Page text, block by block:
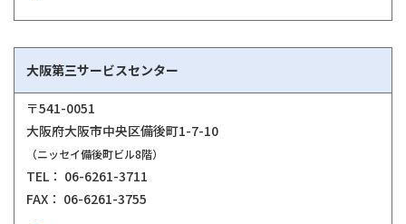
大阪第三サービスセンター
〒541-0051
大阪府大阪市中央区備後町1-7-10
（ニッセイ備後町ビル8階）
TEL： 06-6261-3711
FAX： 06-6261-3755